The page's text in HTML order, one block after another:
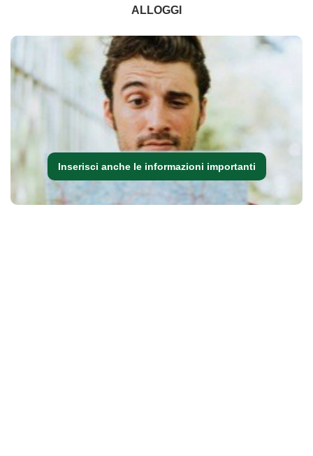
ALLOGGI
Inserisci anche le informazioni importanti